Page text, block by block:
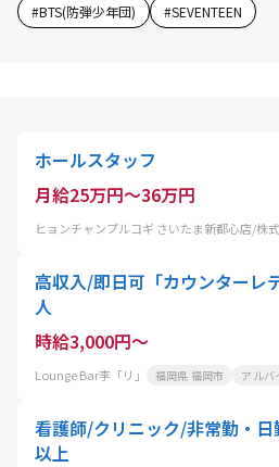
#BTS(防弾少年団) #SEVENTEEN
ホールスタッフ
月給25万円～36万円
高収入/即日可「カウンターレ
人
時給3,000円～
Lounge Bar李「リ」 福岡県 福岡市 アルバ
看護師/クリニック/非常勤・
以上